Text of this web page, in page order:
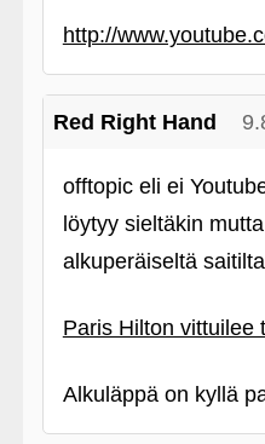
http://
Red Right Hand
offtopic eli ei
löytyy sieltäkin
alkuperäiseltä
Paris Hilton vittuilee
Alkuläppä on kyllä